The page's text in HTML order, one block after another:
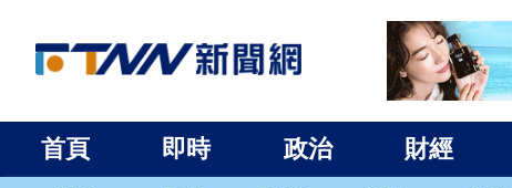
首頁 即時 政治 財經